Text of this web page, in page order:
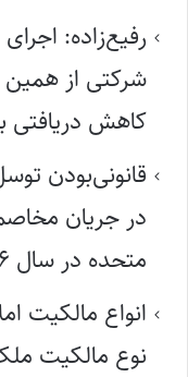
رفیع‌زاده:
شرکتی از همین
کاهش دریافتی
قانونی‌بودن
در جریان
متحده در سال ۲۰۲۶
نوع مالکیت